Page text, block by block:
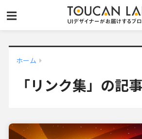
ホーム
「リンク集」の記